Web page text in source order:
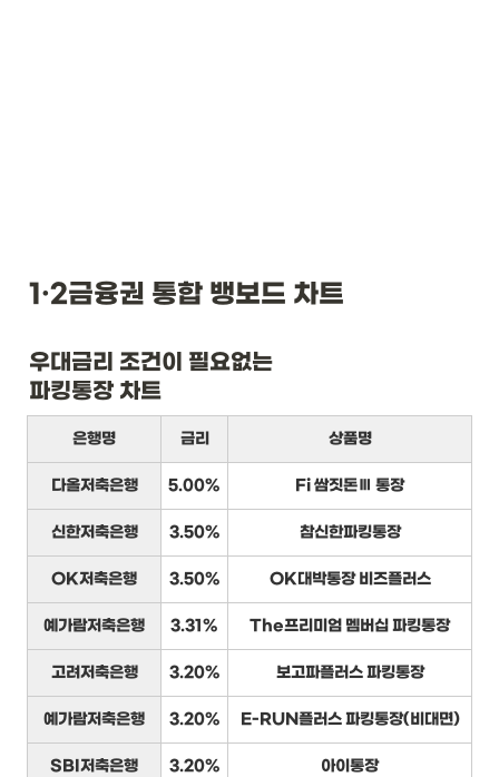
1·2금융권 통합 뱅보드 차트
우대금리 조건이 필요없는
파킹통장 차트
은행명 금리 상품명
다올저축은행 5.00% Fi 쌈짓돈Ⅲ 통장
신한저축은행 3.50% 참신한파킹통장
OK저축은행 3.50% OK대박통장 비즈플러스
예가람저축은행 3.31% The프리미엄 멤버십 파킹통장
고려저축은행 3.20% 보고파플러스 파킹통장
예가람저축은행 3.20% E-RUN플러스 파킹통장(비대면)
SBI저축은행 3.20% 아이통장